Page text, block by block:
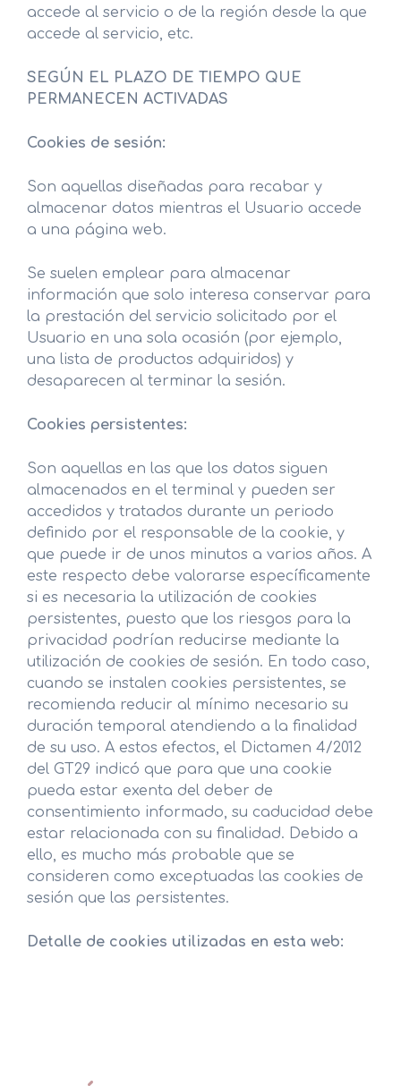
accede al servicio o de la región desde la que
accede al servicio, etc.
SEGÚN EL PLAZO DE TIEMPO QUE
PERMANECEN ACTIVADAS
Cookies de sesión:
Son aquellas diseñadas para recabar y
almacenar datos mientras el Usuario accede
a una página web.
Se suelen emplear para almacenar
información que solo interesa conservar para
la prestación del servicio solicitado por el
Usuario en una sola ocasión (por ejemplo,
una lista de productos adquiridos) y
desaparecen al terminar la sesión.
Cookies persistentes:
Son aquellas en las que los datos siguen
almacenados en el terminal y pueden ser
accedidos y tratados durante un periodo
definido por el responsable de la cookie, y
que puede ir de unos minutos a varios años. A
este respecto debe valorarse específicamente
si es necesaria la utilización de cookies
persistentes, puesto que los riesgos para la
privacidad podrían reducirse mediante la
utilización de cookies de sesión. En todo caso,
cuando se instalen cookies persistentes, se
recomienda reducir al mínimo necesario su
duración temporal atendiendo a la finalidad
de su uso. A estos efectos, el Dictamen 4/2012
del GT29 indicó que para que una cookie
pueda estar exenta del deber de
consentimiento informado, su caducidad debe
estar relacionada con su finalidad. Debido a
ello, es mucho más probable que se
consideren como exceptuadas las cookies de
sesión que las persistentes.
Detalle de cookies utilizadas en esta web: